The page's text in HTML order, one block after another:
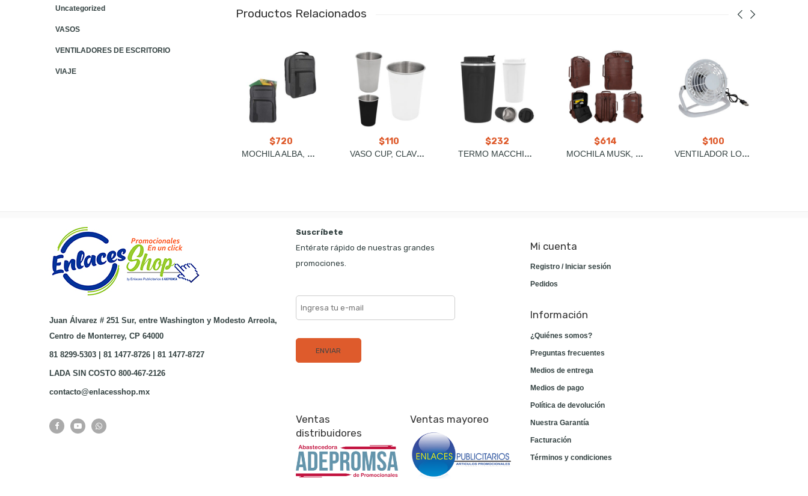
Productos Relacionados
$720
MOCHILA ALBA, CLAVE: BL 031
$110
VASO CUP, CLAVE: T 127
$232
TERMO MACCHIATO, CLAVE: T 115
$614
MOCHILA MUSK, CLAVE: BL 079
$100
VENTILADOR LOFT, CLAVE: O 063
Uncategorized
VASOS
VENTILADORES DE ESCRITORIO
VIAJE
Juan Álvarez # 251 Sur, entre Washington y Modesto Arreola,
Centro de Monterrey, CP 64000
81 8299-5303 | 81 1477-8726 | 81 1477-8727
LADA SIN COSTO 800-467-2126
contacto@enlacesshop.mx
Suscríbete
Entérate rápido de nuestras grandes
promociones.
Ventas
distribuidores
Ventas mayoreo
Mi cuenta
Registro / Iniciar sesión
Pedidos
Información
¿Quiénes somos?
Preguntas frecuentes
Medios de entrega
Medios de pago
Política de devolución
Nuestra Garantía
Facturación
Términos y condiciones